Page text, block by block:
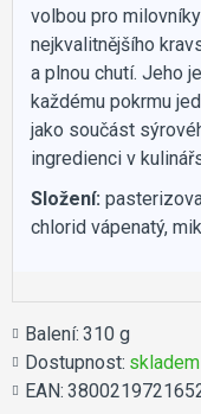
volbou pro
nejkvalitnějšího
a plnou chutí. Jeho
každému pokrmu
jako součást
ingredienci v
Složení:
chlorid vápenatý,
Balení: 310 g
Dostupnost: skladem
EAN: